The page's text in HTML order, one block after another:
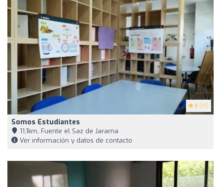
5 (10)
Somos Estudiantes
11,1km, Fuente el Saz de Jarama
Ver información y datos de contacto